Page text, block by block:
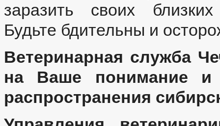
заразить своих
Будьте бдительны и
Ветеринарная служба
на Ваше понимание и
распространения